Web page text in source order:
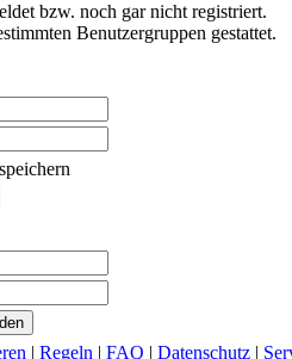
bzw. noch gar nicht registriert.
Benutzergruppen gestattet.
| Regeln | FAQ | Datenschutz |